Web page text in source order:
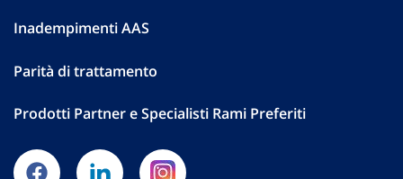
Inadempimenti AAS
Parità di trattamento
Prodotti Partner e Specialisti Rami Preferiti